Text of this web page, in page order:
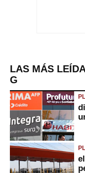
LAS MÁS
G